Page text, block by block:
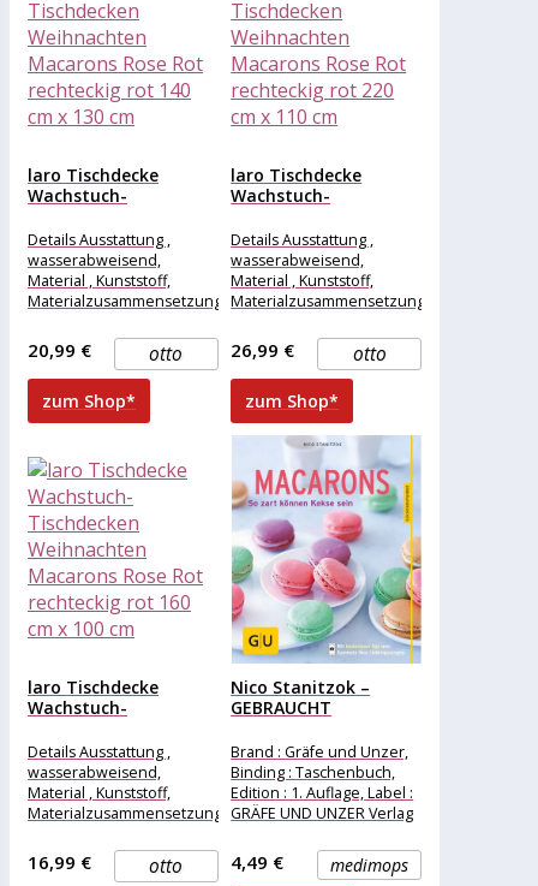
laro Tischdecke
Wachstuch-
Weihnachten
Macarons Rose Rot...
Details Ausstattung ,
wasserabweisend,
Material , Kunststoff,
Materialzusammensetzung
Gewicht Breite , 140 cm,
Länge , 130
otto
20,99 €
zum Shop*
laro Tischdecke
Wachstuch-
Weihnachten
Macarons Rose Rot...
Details Ausstattung ,
wasserabweisend,
Material , Kunststoff,
Materialzusammensetzung
Gewicht Breite , 220 cm,
Länge , 110
otto
26,99 €
zum Shop*
laro Tischdecke
Wachstuch-
Weihnachten
Macarons Rose Rot...
Details Ausstattung ,
wasserabweisend,
Material , Kunststoff,
Materialzusammensetzung
Gewicht Breite , 160 cm,
Länge , 100
otto
16,99 €
Nico Stanitzok –
GEBRAUCHT
Brand : Gräfe und Unzer,
Binding : Taschenbuch,
Edition : 1. Auflage, Label :
GRÄFE UND UNZER Verlag
medimops
4,49 €